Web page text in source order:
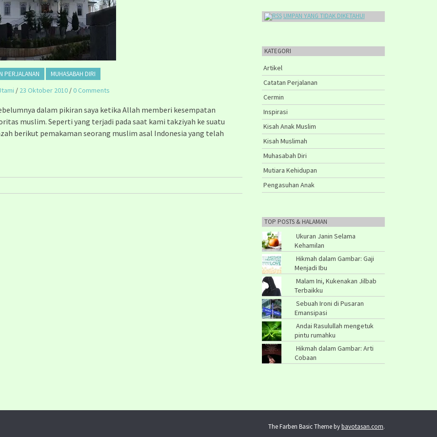
PERJALANAN MUHASABAH DIRI
/ 23 Oktober 2010 /0 Comments
dalam pikiran saya ketika Allah memberi kesempatan
muslim. Seperti yang terjadi pada saat kami takziyah ke suatu
berikut pemakaman seorang muslim asal Indonesia yang telah
UMPAN YANG TIDAK DIKETAHUI
KATEGORI
Artikel
Catatan Perjalanan
Cermin
Inspirasi
Kisah Anak Muslim
Kisah Muslimah
Muhasabah Diri
Mutiara Kehidupan
Pengasuhan Anak
TOP POSTS & HALAMAN
Ukuran Janin Selama
Kehamilan
Hikmah dalam Gambar: Gaji
Menjadi Ibu
Malam Ini, Kukenakan Jilbab
Terbaikku
Sebuah Ironi di Pusaran
Emansipasi
Andai Rasulullah mengetuk
pintu rumahku
Hikmah dalam Gambar: Arti
Cobaan
The Farben Basic Theme bybavotasan.com.